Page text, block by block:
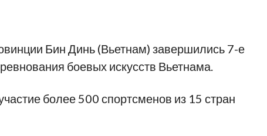
Бин Динь (Вьетнам) завершились 7-е
боевых искусств Вьетнама.
более 500 спортсменов из 15 стран